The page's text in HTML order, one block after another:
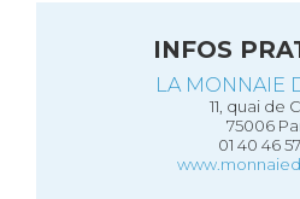
INFOS
LA MONNAIE
11, quai de
75006
01 40 46